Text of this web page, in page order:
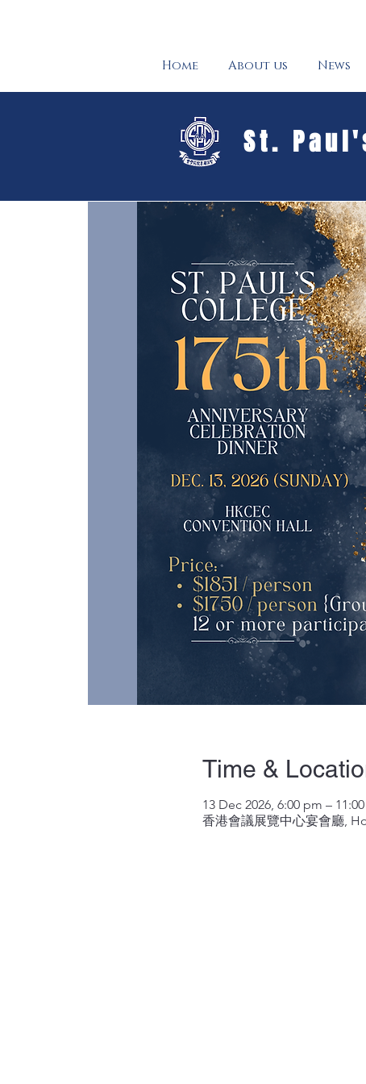
Home About us News
St.
Time &
13 Dec 2026, 6:00 pm –
香港會議展覽中心宴會廳,